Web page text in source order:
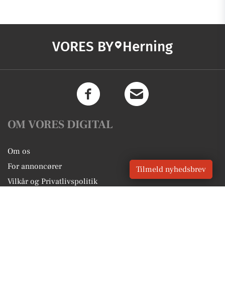
VORES BY Herning
OM VORES DIGITAL
Om os
For annoncører
Vilkår og Privatlivspolitik
Tilmeld nyhedsbrev